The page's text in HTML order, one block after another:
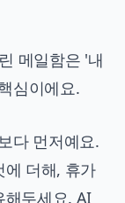
메일함은 '내
심이에요.
다 먼저예요.
에 더해, 휴가
해두세요. AI